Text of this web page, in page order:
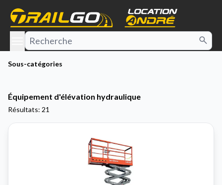
menu
Sous-catégories
Équipement d'élévation hydraulique
Résultats: 21